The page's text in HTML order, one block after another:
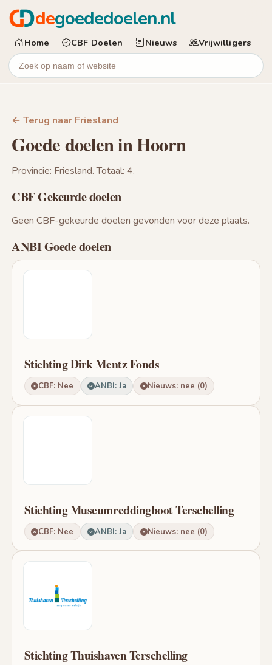
degoededoelen.nl
Home CBF Doelen Nieuws Vrijwilligers
← Terug naar Friesland
Goede doelen in Hoorn
Provincie: Friesland. Totaal: 4.
CBF Gekeurde doelen
Geen CBF-gekeurde doelen gevonden voor deze plaats.
ANBI Goede doelen
Stichting Dirk Mentz Fonds
CBF: Nee ANBI: Ja Nieuws: nee (0)
Stichting Museumreddingboot Terschelling
CBF: Nee ANBI: Ja Nieuws: nee (0)
Stichting Thuishaven Terschelling